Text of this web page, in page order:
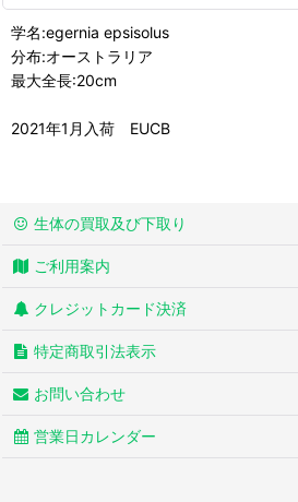
学名:egernia epsisolus
分布:オーストラリア
最大全長:20cm
2021年1月入荷 EUCB
生体の買取及び下取り
ご利用案内
クレジットカード決済
特定商取引法表示
お問い合わせ
営業日カレンダー